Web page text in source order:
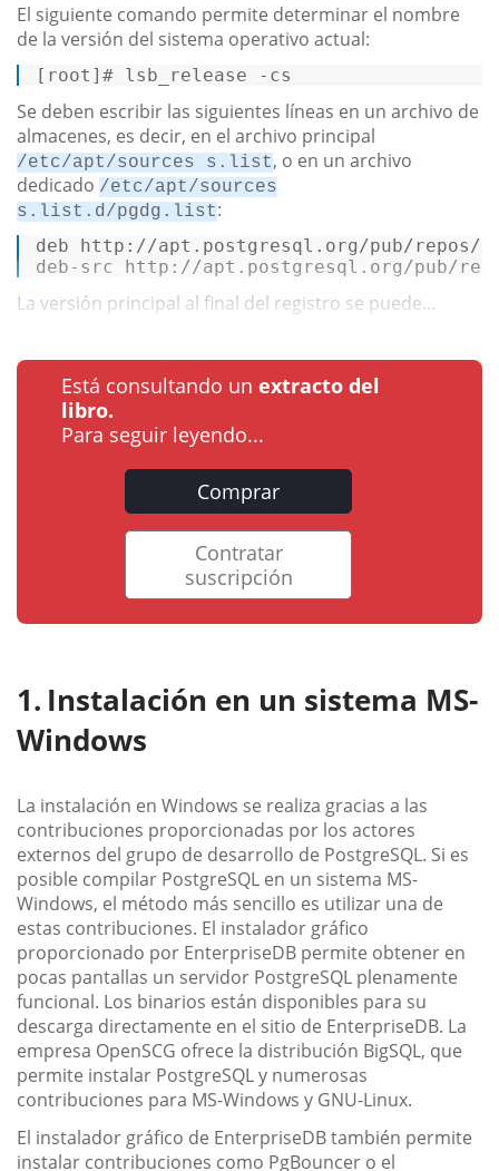
El siguiente comando permite determinar el nombre
de la versión del sistema operativo actual:
[ root ] # lsb_release -cs
Se deben escribir las siguientes líneas en un archivo de
almacenes, es decir, en el archivo principal
/etc/apt/sources s.list, o en un archivo
dedicado /etc/apt/sources
s.list.d/pgdg.list:
deb http://apt.postgresql.org/pub/repos/
deb-src http://apt.postgresql.org/pub/
La versión principal al final del registro se puede...
Está consultando un extracto del
libro.
Para seguir leyendo...
Comprar
Contratar
suscripción
Instalación en un sistema MS-
Windows
La instalación en Windows se realiza gracias a las
contribuciones proporcionadas por los actores
externos del grupo de desarrollo de PostgreSQL. Si es
posible compilar PostgreSQL en un sistema MS-
Windows, el método más sencillo es utilizar una de
estas contribuciones. El instalador gráfico
proporcionado por EnterpriseDB permite obtener en
pocas pantallas un servidor PostgreSQL plenamente
funcional. Los binarios están disponibles para su
descarga directamente en el sitio de EnterpriseDB. La
empresa OpenSCG ofrece la distribución BigSQL, que
permite instalar PostgreSQL y numerosas
contribuciones para MS-Windows y GNU-Linux.
El instalador gráfico de EnterpriseDB también permite
instalar contribuciones como PgBouncer o el